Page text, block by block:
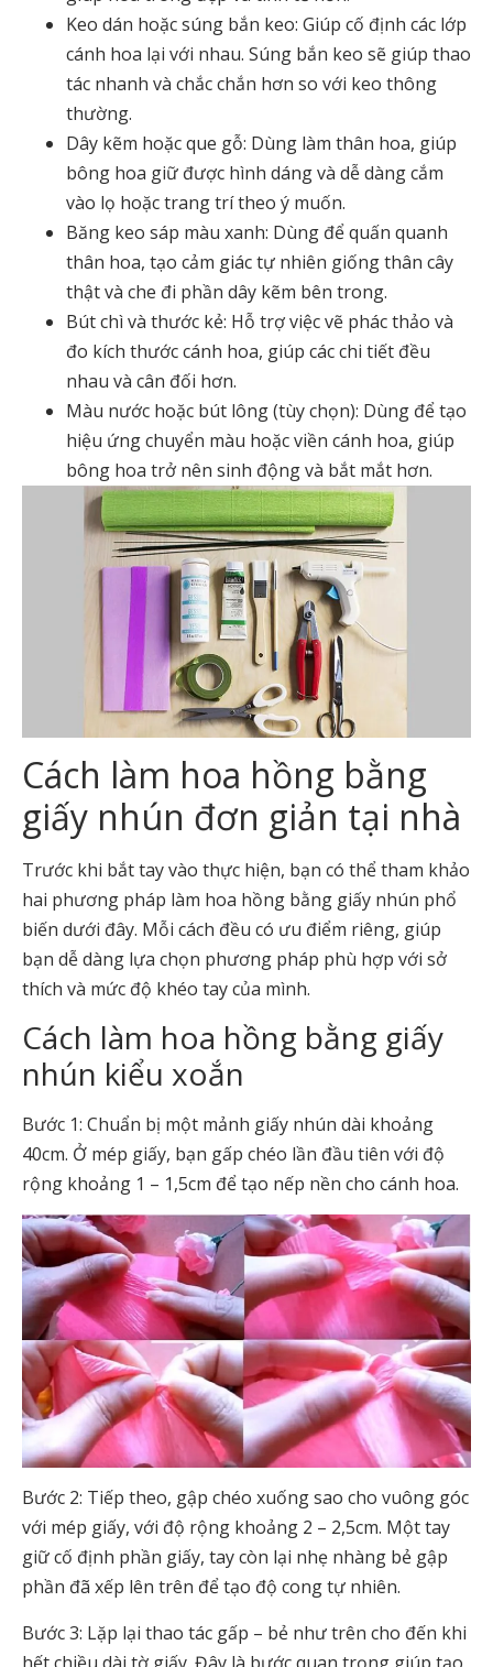
Keo dán hoặc súng bắn keo: Giúp cố định các lớp
cánh hoa lại với nhau. Súng bắn keo sẽ giúp thao
tác nhanh và chắc chắn hơn so với keo thông
thường.
Dây kẽm hoặc que gỗ: Dùng làm thân hoa, giúp
bông hoa giữ được hình dáng và dễ dàng cắm
vào lọ hoặc trang trí theo ý muốn.
Băng keo sáp màu xanh: Dùng để quấn quanh
thân hoa, tạo cảm giác tự nhiên giống thân cây
thật và che đi phần dây kẽm bên trong.
Bút chì và thước kẻ: Hỗ trợ việc vẽ phác thảo và
đo kích thước cánh hoa, giúp các chi tiết đều
nhau và cân đối hơn.
Màu nước hoặc bút lông (tùy chọn): Dùng để tạo
hiệu ứng chuyển màu hoặc viền cánh hoa, giúp
bông hoa trở nên sinh động và bắt mắt hơn.
Cách làm hoa hồng bằng
giấy nhún đơn giản tại nhà
Trước khi bắt tay vào thực hiện, bạn có thể tham khảo
hai phương pháp làm hoa hồng bằng giấy nhún phổ
biến dưới đây. Mỗi cách đều có ưu điểm riêng, giúp
bạn dễ dàng lựa chọn phương pháp phù hợp với sở
thích và mức độ khéo tay của mình.
Cách làm hoa hồng bằng giấy
nhún kiểu xoắn
Bước 1: Chuẩn bị một mảnh giấy nhún dài khoảng
40cm. Ở mép giấy, bạn gấp chéo lần đầu tiên với độ
rộng khoảng 1 – 1,5cm để tạo nếp nền cho cánh hoa.
Bước 2: Tiếp theo, gập chéo xuống sao cho vuông góc
với mép giấy, với độ rộng khoảng 2 – 2,5cm. Một tay
giữ cố định phần giấy, tay còn lại nhẹ nhàng bẻ gập
phần đã xếp lên trên để tạo độ cong tự nhiên.
Bước 3: Lặp lại thao tác gấp – bẻ như trên cho đến khi